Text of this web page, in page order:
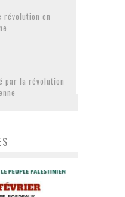
révolution en
par la révolution